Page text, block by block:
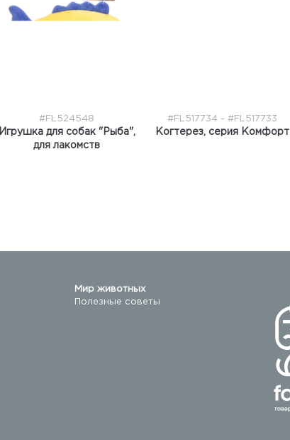
#FL524548
Игрушка для собак "Рыба",
для лакомств
#FL517734 - #FL517733
Когтерез, серия Комфорт
Мир животных
Полезные советы